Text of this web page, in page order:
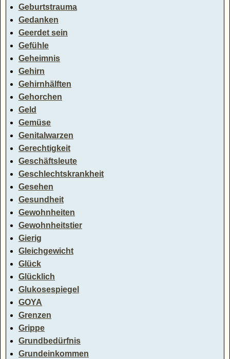
Geburtstrauma
Gedanken
Geerdet sein
Gefühle
Geheimnis
Gehirn
Gehirnhälften
Gehorchen
Geld
Gemüse
Genitalwarzen
Gerechtigkeit
Geschäftsleute
Geschlechtskrankheit
Gesehen
Gesundheit
Gewohnheiten
Gewohnheitstier
Gierig
Gleichgewicht
Glück
Glücklich
Glukosespiegel
GOYA
Grenzen
Grippe
Grundbedürfnis
Grundeinkommen